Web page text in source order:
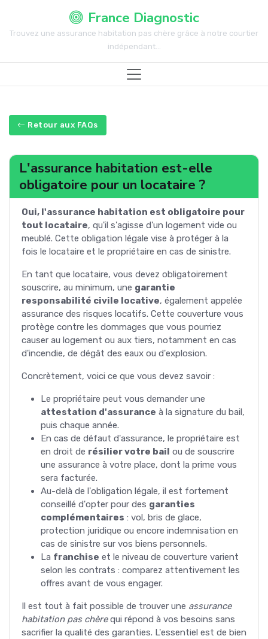
France Diagnostic
Trouvez une assurance habitation pas chère grâce à notre courtier
indépendant...
Retour aux FAQs
L'assurance habitation est-elle
obligatoire pour un locataire ?
Oui, l'assurance habitation est obligatoire pour
tout locataire, qu'il s'agisse d'un logement vide ou
meublé. Cette obligation légale vise à protéger à la
fois le locataire et le propriétaire en cas de sinistre.
En tant que locataire, vous devez obligatoirement
souscrire, au minimum, une garantie
responsabilité civile locative, également appelée
assurance des risques locatifs. Cette couverture vous
protège contre les dommages que vous pourriez
causer au logement ou aux tiers, notamment en cas
d'incendie, de dégât des eaux ou d'explosion.
Concrètement, voici ce que vous devez savoir :
Le propriétaire peut vous demander une
attestation d'assurance à la signature du bail,
puis chaque année.
En cas de défaut d'assurance, le propriétaire est
en droit de résilier votre bail ou de souscrire
une assurance à votre place, dont la prime vous
sera facturée.
Au-delà de l'obligation légale, il est fortement
conseillé d'opter pour des garanties
complémentaires : vol, bris de glace,
protection juridique ou encore indemnisation en
cas de sinistre sur vos biens personnels.
La franchise et le niveau de couverture varient
selon les contrats : comparez attentivement les
offres avant de vous engager.
Il est tout à fait possible de trouver une assurance
habitation pas chèrequi répond à vos besoins sans
sacrifier la qualité des garanties. L'essentiel est de bien